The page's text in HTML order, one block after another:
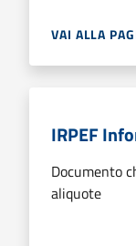
VAI ALLA
IRPEF
Documento
aliquote